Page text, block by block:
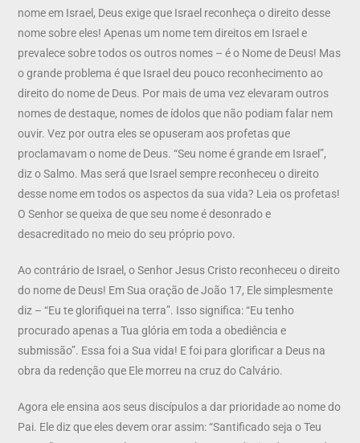
nome em Israel, Deus exige que Israel reconheça o direito desse
nome sobre eles! Apenas um nome tem direitos em Israel e
prevalece sobre todos os outros nomes – é o Nome de Deus! Mas
o grande problema é que Israel deu pouco reconhecimento ao
direito do nome de Deus. Por mais de uma vez elevaram outros
nomes de destaque, nomes de ídolos que não podiam falar nem
ouvir. Vez por outra eles se opuseram aos profetas que
proclamavam o nome de Deus. “Seu nome é grande em Israel”,
diz o Salmo. Mas será que Israel sempre reconheceu o direito
desse nome em todos os aspectos da sua vida? Leia os profetas!
O Senhor se queixa de que seu nome é desonrado e
desacreditado no meio do seu próprio povo.
Ao contrário de Israel, o Senhor Jesus Cristo reconheceu o direito
do nome de Deus! Em Sua oração de João 17, Ele simplesmente
diz – “Eu te glorifiquei na terra”. Isso significa: “Eu tenho
procurado apenas a Tua glória em toda a obediência e
submissão”. Essa foi a Sua vida! E foi para glorificar a Deus na
obra da redenção que Ele morreu na cruz do Calvário.
Agora ele ensina aos seus discípulos a dar prioridade ao nome do
Pai. Ele diz que eles devem orar assim: “Santificado seja o Teu